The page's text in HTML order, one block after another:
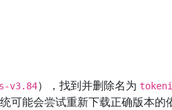
v3.84），找到并删除名为
能会尝试重新下载正确版本的